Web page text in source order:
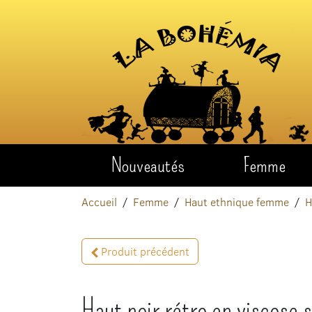
Nouveautés Femme
Accueil Femme Haut ethnique femme
Produit précédent